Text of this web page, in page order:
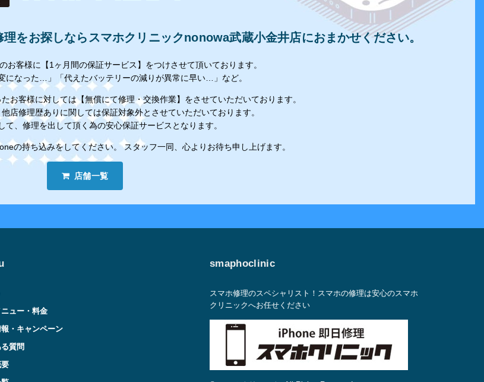
をお探しならスマホクリニックnonowa武蔵小金井店におまかせください。
お客様に【1ヶ月間の保証サービス】をつけさせて頂いております。
になった…」「代えたバッテリーの減りが異常に早い…」など。
お客様に対しては【無償にて修理・交換作業】をさせていただいております。
店修理歴ありに関しては保証対象外とさせていただいております。
て、修理を出して頂く為の安心保証サービスとなります。
の持ち込みをしてください。 スタッフ一同、心よりお待ち申し上げます。
店舗一覧
ュー・料金
・キャンペーン
質問
smaphoclinic
スマホ修理のスペシャリスト！スマホの修理は安心のスマホ
クリニックへお任せください